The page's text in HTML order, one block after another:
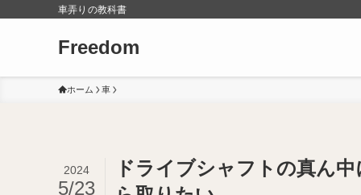
車弄りの教科書
Freedom
ホーム 車
ドライブシャフトの真ん
2024
5/23